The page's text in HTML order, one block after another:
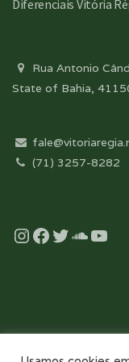
Diferenciais Vitória
Rua Antonio
State of Bahia,
(71) 3257-8282
Instagram
Facebook
Twitter
Desenvolvido